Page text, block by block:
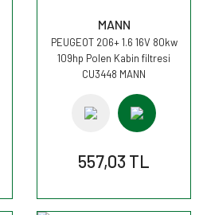
MANN
PEUGEOT 206+ 1.6 16V 80kw
109hp Polen Kabin filtresi
CU3448 MANN
557,03 TL